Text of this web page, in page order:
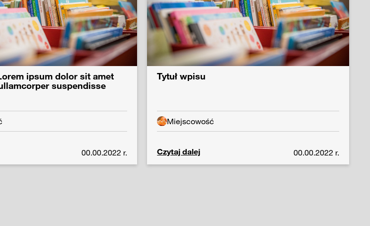
ipsum dolor sit amet
suspendisse
00.00.2022 r.
Tytuł wpisu
Miejscowość
Czytaj dalej 00.00.2022 r.